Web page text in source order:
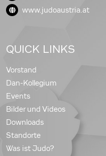
www.judoaustria.at
QUICK LINKS
Vorstand
Dan-Kollegium
Events
Bilder und Videos
Downloads
Standorte
Was ist Judo?